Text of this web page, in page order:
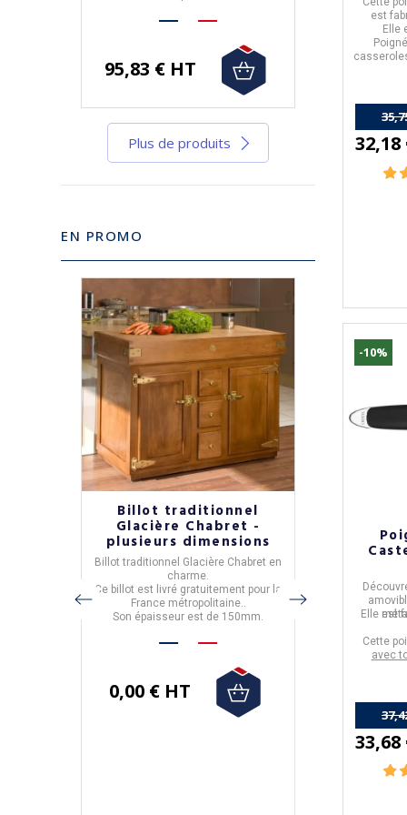
95,83 € HT
Plus de produits
EN PROMO
Billot traditionnel
Glacière Chabret -
plusieurs dimensions
Billot traditionnel Glacière Chabret en
charme.
Ce billot est livré gratuitement pour la
France métropolitaine..
Son épaisseur est de 150mm.
0,00 € HT
-10%
-
- 12 tissus
-
Sa livraison
1 733,33 €
1 560,00
est
Elle
32,18
-10%
Elle est
Cette
avec
33,68